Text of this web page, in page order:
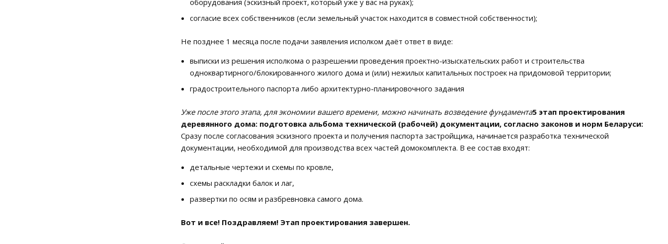
согласие всех собственников (если земельный участок находится в совместной собственности);
Не позднее 1 месяца после подачи заявления исполком даёт ответ в виде:
выписки из решения исполкома о разрешении проведения проектно-изыскательских работ и строительства
одноквартирного/блокированного жилого дома и (или) нежилых капитальных построек на придомовой территории;
градостроительного паспорта либо архитектурно-планировочного задания
Уже после этого этапа, для экономии вашего времени, можно начинать возведение фундамента5 этап проектирования
деревянного дома: подготовка альбома технической (рабочей) документации, согласно законов и норм Беларуси:
Сразу после согласования эскизного проекта и получения паспорта застройщика, начинается разработка технической
документации, необходимой для производства всех частей домокомплекта. В ее состав входят:
детальные чертежи и схемы по кровле,
схемы раскладки балок и лаг,
развертки по осям и разбревновка самого дома.
Вот и все! Поздравляем! Этап проектирования завершен.